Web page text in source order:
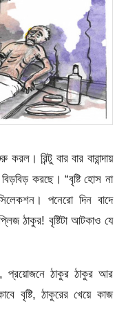
রিন্টু বার বার বারান্দায়
করছে। “বৃষ্টি হোস না
পনেরো দিন বাদে
ঠাকুর! বৃষ্টিটা আটকাও যে
প্রয়োজনে ঠাকুর ঠাকুর আর
বৃষ্টি, ঠাকুরের খেয়ে কাজ